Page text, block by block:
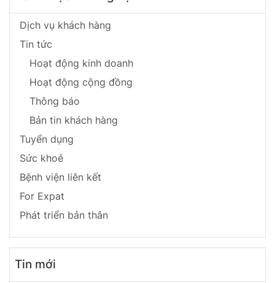
Dịch vụ khách hàng
Tin tức
Hoạt động kinh doanh
Hoạt động cộng đồng
Thông báo
Bản tin khách hàng
Tuyển dụng
Sức khoẻ
Bệnh viện liên kết
For Expat
Phát triển bản thân
Tin mới